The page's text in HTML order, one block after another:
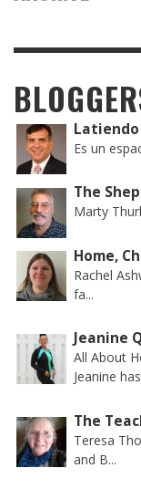
Es un
The
Marty
Home,
Rachel
fa...
Jeanine
All About
Jeanine
The
Teresa
and B...